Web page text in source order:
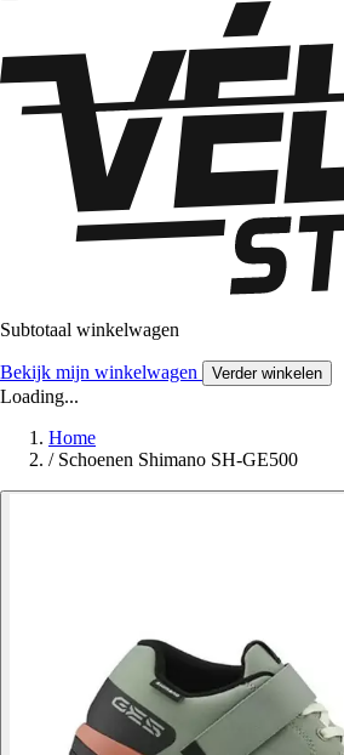
Subtotaal winkelwagen
Bekijk mijn winkelwagen Verder winkelen
Loading...
Home
/ Schoenen Shimano SH-GE500